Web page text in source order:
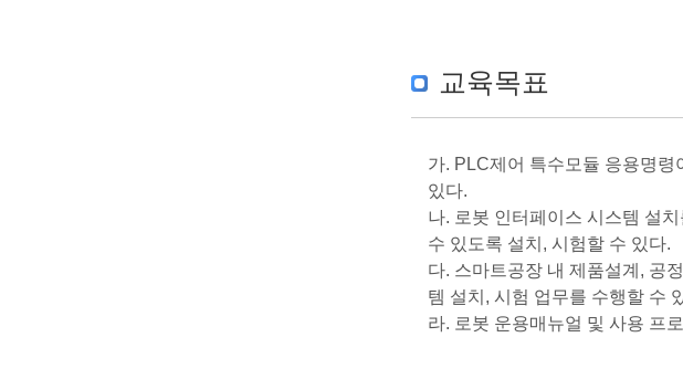
교육목표
가. PLC제어 특수모듈 응용명
있다.
나. 로봇 인터페이스 시스템 설
수 있도록 설치, 시험할 수 있다.
다. 스마트공장 내 제품설계, 공
템 설치, 시험 업무를 수행할 수
라. 로봇 운용매뉴얼 및 사용 프